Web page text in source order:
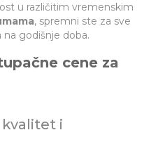
u različitim vremenskim
, spremni ste za sve
godišnje doba.
cene za
i